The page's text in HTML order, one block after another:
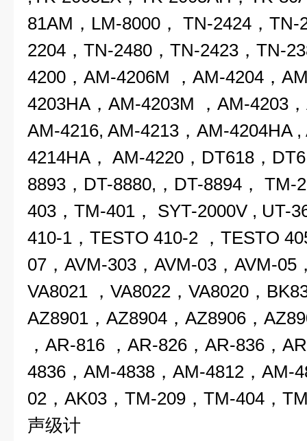
81AM，LM-8000， TN-2424，TN-
2204 ， TN-2480，TN-2423，TN-
4200， AM-4206M ，AM-4204，
4203HA，AM-4203M ，AM-4203
AM-4216, AM-4213，AM-4204HA ,
4214HA， AM-4220，DT618，
8893， DT-8880, ，DT-8894， TM-
403，TM-401， SYT-2000V , UT-
410-1 ，TESTO 410-2 ，TESTO
07， AVM-303，AVM-03，AVM-05
VA8021 ，VA8022，VA8020，
AZ8901，AZ8904，AZ8906，
，AR-816 ，AR-826，AR-836，
4836，AM-4838，AM-4812，AM-
02，AK03，TM-209，TM-404，
声级计